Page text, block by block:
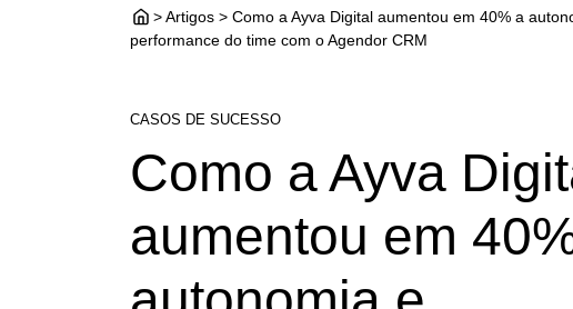
> Artigos > Como a Ayva Digital aumentou em 40% a
performance do time com o Agendor CRM
CASOS DE SUCESSO
Como a Ayva
aumentou em